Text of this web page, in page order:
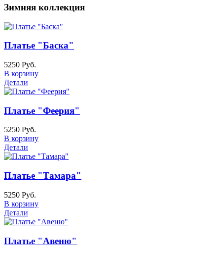
Зимняя коллекция
Платье "Баска"
5250 Руб.
В корзину
Детали
Платье "Феерия"
5250 Руб.
В корзину
Детали
Платье "Тамара"
5250 Руб.
В корзину
Детали
Платье "Авеню"